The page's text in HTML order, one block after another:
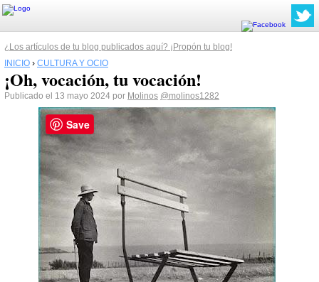
¿Los artículos de tu blog publicados aquí? ¡Propón tu blog!
INICIO › CULTURA Y OCIO
¡Oh, vocación, tu vocación!
Publicado el 13 mayo 2024 por Molinos @molinos1282
Save